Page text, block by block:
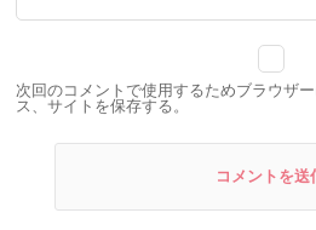
次回のコメントで使用するためブラウザ
ス、サイトを保存する。